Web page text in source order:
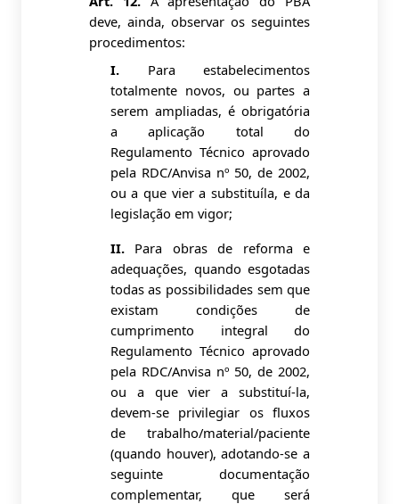
deve, ainda, observar os seguintes
procedimentos:
I.Para estabelecimentos
totalmente novos, ou partes a
serem ampliadas, é obrigatória
a aplicação total do
Regulamento Técnico aprovado
pela RDC/Anvisa nº 50, de 2002,
ou a que vier a substituíla, e da
legislação em vigor;
II.Para obras de reforma e
adequações, quando esgotadas
todas as possibilidades sem que
existam condições de
cumprimento integral do
Regulamento Técnico aprovado
pela RDC/Anvisa nº 50, de 2002,
ou a que vier a substituí-la,
devem-se privilegiar os fluxos
de trabalho/material/paciente
(quando houver), adotando-se a
seguinte documentação
complementar, que será